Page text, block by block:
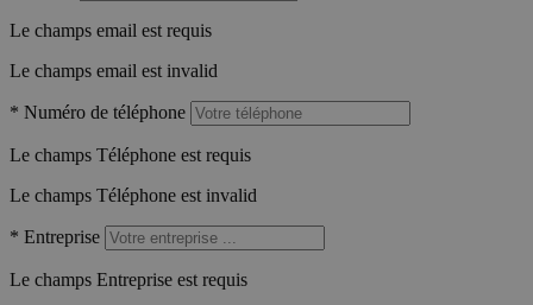
Le champs email est requis
Le champs email est invalid
* Numéro de téléphone
Le champs Téléphone est requis
Le champs Téléphone est invalid
* Entreprise
Le champs Entreprise est requis